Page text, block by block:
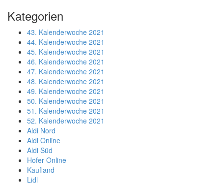
Kategorien
43. Kalenderwoche 2021
44. Kalenderwoche 2021
45. Kalenderwoche 2021
46. Kalenderwoche 2021
47. Kalenderwoche 2021
48. Kalenderwoche 2021
49. Kalenderwoche 2021
50. Kalenderwoche 2021
51. Kalenderwoche 2021
52. Kalenderwoche 2021
Aldi Nord
Aldi Online
Aldi Süd
Hofer Online
Kaufland
Lidl